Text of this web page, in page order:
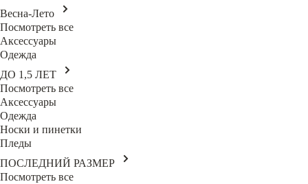
Весна-Лето
Посмотреть все
Аксессуары
Одежда
ДО 1,5 ЛЕТ
Посмотреть все
Аксессуары
Одежда
Носки и пинетки
Пледы
ПОСЛЕДНИЙ РАЗМЕР
Посмотреть все